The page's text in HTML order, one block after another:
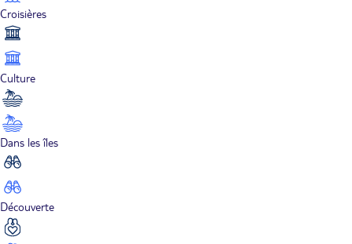
Croisières
Culture
Dans les îles
Découverte